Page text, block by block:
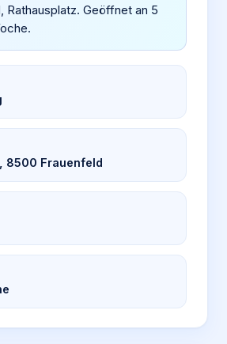
Rathausplatz. Geöffnet an 5
8500 Frauenfeld